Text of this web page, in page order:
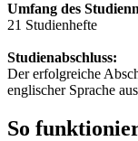
Umfang des
21 Studienhefte
Studienabschluss:
Der erfolgreiche
englischer Sprache
So